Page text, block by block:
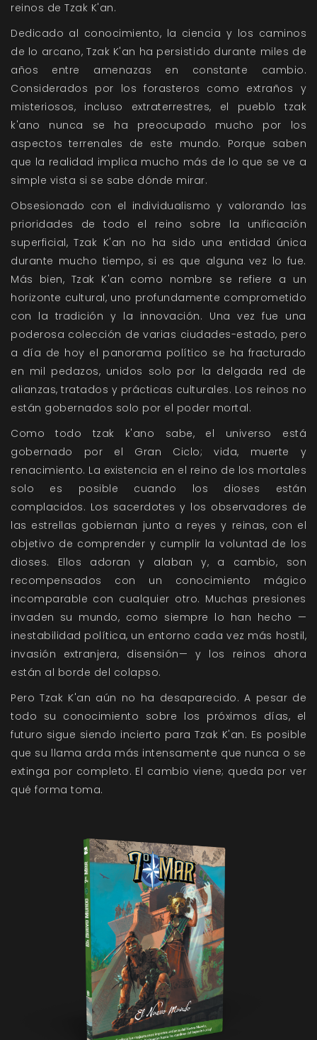
reinos de Tzak K'an.
Dedicado al conocimiento, la ciencia y los caminos
de lo arcano, Tzak K'an ha persistido durante miles de
años entre amenazas en constante cambio.
Considerados por los forasteros como extraños y
misteriosos, incluso extraterrestres, el pueblo tzak
k'ano nunca se ha preocupado mucho por los
aspectos terrenales de este mundo. Porque saben
que la realidad implica mucho más de lo que se ve a
simple vista si se sabe dónde mirar.
Obsesionado con el individualismo y valorando las
prioridades de todo el reino sobre la unificación
superficial, Tzak K'an no ha sido una entidad única
durante mucho tiempo, si es que alguna vez lo fue.
Más bien, Tzak K'an como nombre se refiere a un
horizonte cultural, uno profundamente comprometido
con la tradición y la innovación. Una vez fue una
poderosa colección de varias ciudades-estado, pero
a día de hoy el panorama político se ha fracturado
en mil pedazos, unidos solo por la delgada red de
alianzas, tratados y prácticas culturales. Los reinos no
están gobernados solo por el poder mortal.
Como todo tzak k'ano sabe, el universo está
gobernado por el Gran Ciclo; vida, muerte y
renacimiento. La existencia en el reino de los mortales
solo es posible cuando los dioses están
complacidos. Los sacerdotes y los observadores de
las estrellas gobiernan junto a reyes y reinas, con el
objetivo de comprender y cumplir la voluntad de los
dioses. Ellos adoran y alaban y, a cambio, son
recompensados con un conocimiento mágico
incomparable con cualquier otro. Muchas presiones
invaden su mundo, como siempre lo han hecho —
inestabilidad política, un entorno cada vez más hostil,
invasión extranjera, disensión— y los reinos ahora
están al borde del colapso.
Pero Tzak K'an aún no ha desaparecido. A pesar de
todo su conocimiento sobre los próximos días, el
futuro sigue siendo incierto para Tzak K'an. Es posible
que su llama arda más intensamente que nunca o se
extinga por completo. El cambio viene; queda por ver
qué forma toma.